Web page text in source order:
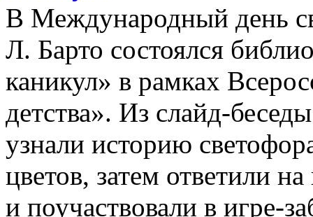
В Международный день
Л. Барто состоялся
каникул» в рамках
детства». Из слайд-
узнали историю
цветов, затем ответили
и поучаствовали в игре-